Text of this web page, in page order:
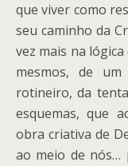
que viver como
seu caminho da
vez mais na
mesmos, de
rotineiro, da
esquemas, que
obra criativa de
ao meio de nós…